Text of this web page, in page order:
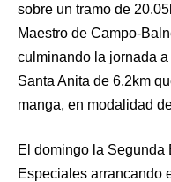
sobre un tramo de
Maestro de Campo-
culminando la jornada
Santa Anita de 6,2km
manga, en modalidad
El domingo la Segunda
Especiales arrancando